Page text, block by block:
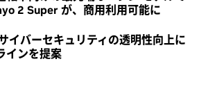
2 Super が、商用利用可能に
イバーセキュリティの透明性向上に
インを提案